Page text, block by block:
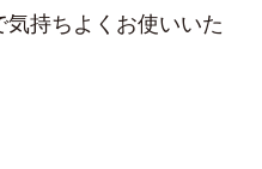
持ちよくお使いいた